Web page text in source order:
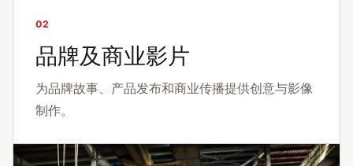
02
品牌及商业影片
为品牌故事、产品发布和商业传播提供创意与影像
制作。